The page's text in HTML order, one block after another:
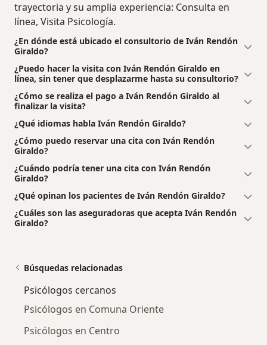
trayectoria y su amplia experiencia: Consulta en
línea, Visita Psicología.
¿En dónde está ubicado el consultorio de Iván Rendón
Giraldo?
¿Puedo hacer la visita con Iván Rendón Giraldo en
línea, sin tener que desplazarme hasta su consultorio?
¿Cómo se realiza el pago a Iván Rendón Giraldo al
finalizar la visita?
¿Qué idiomas habla Iván Rendón Giraldo?
¿Cómo puedo reservar una cita con Iván Rendón
Giraldo?
¿Cuándo podría tener una cita con Iván Rendón
Giraldo?
¿Qué opinan los pacientes de Iván Rendón Giraldo?
¿Cuáles son las aseguradoras que acepta Iván Rendón
Giraldo?
Búsquedas relacionadas
Psicólogos cercanos
Psicólogos en Comuna Oriente
Psicólogos en Centro